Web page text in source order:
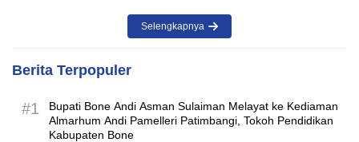
Selengkapnya
Berita Terpopuler
#1
Bupati Bone Andi Asman Sulaiman Melayat ke Kediaman
Almarhum Andi Pamelleri Patimbangi, Tokoh Pendidikan
Kabupaten Bone